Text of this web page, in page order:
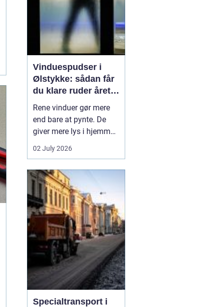
Vinduespudser i
Ølstykke: sådan får
du klare ruder året
rundt
Rene vinduer gør mere
end bare at pynte. De
giver mere lys i hjemmet,
bedre udsigt og et
pænere indtryk, når
træder ind. Mange i
Ølstykke står dog med
samme udfordring:
Tiden, kræf...
02 July 2026
Specialtransport i